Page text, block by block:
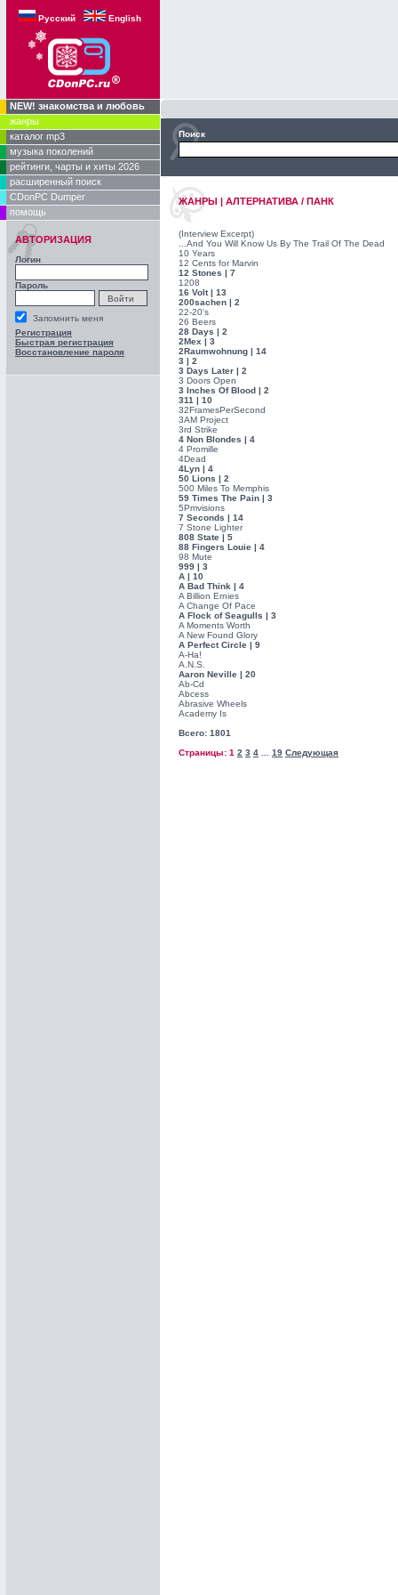
Русский English
NEW! знакомства и любовь
жанры
каталог mp3
музыка поколений
рейтинги, чарты и хиты 2026
расширенный поиск
CDonPC Dumper
помощь
АВТОРИЗАЦИЯ
Логин
Пароль
Запомнить меня
Регистрация
Быстрая регистрация
Восстановление пароля
Поиск
ЖАНРЫ | АЛТЕРНАТИВА / ПАНК
(Interview Excerpt)
...And You Will Know Us By The Trail Of The Dead
10 Years
12 Cents for Marvin
12 Stones | 7
1208
16 Volt | 13
200sachen | 2
22-20's
26 Beers
28 Days | 2
2Mex | 3
2Raumwohnung | 14
3 | 2
3 Days Later | 2
3 Doors Open
3 Inches Of Blood | 2
311 | 10
32FramesPerSecond
3AM Project
3rd Strike
4 Non Blondes | 4
4 Promille
4Dead
4Lyn | 4
50 Lions | 2
500 Miles To Memphis
59 Times The Pain | 3
5Pmvisions
7 Seconds | 14
7 Stone Lighter
808 State | 5
88 Fingers Louie | 4
98 Mute
999 | 3
A | 10
A Bad Think | 4
A Billion Ernies
A Change Of Pace
A Flock of Seagulls | 3
A Moments Worth
A New Found Glory
A Perfect Circle | 9
A-Ha!
A.N.S.
Aaron Neville | 20
Ab-Cd
Abcess
Abrasive Wheels
Academy Is
Всего: 1801
Страницы: 1 2 3 4 ... 19 Следующая